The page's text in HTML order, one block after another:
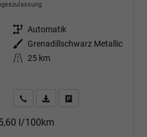
Getriebe Automatik
Außenfarbe
Grenadillschwarz Metallic
Kilometerstand 25 km
Angebot anfordern
Fahrzeugexpose (PDF)
l/100km